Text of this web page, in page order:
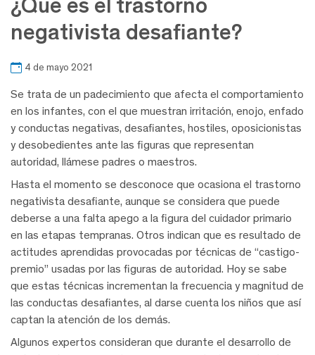
negativista desafiante?
4 de mayo 2021
Se trata de un padecimiento que afecta el comportamiento
en los infantes, con el que muestran irritación, enojo, enfado
y conductas negativas, desafiantes, hostiles, oposicionistas
y desobedientes ante las figuras que representan
autoridad, llámese padres o maestros.
Hasta el momento se desconoce que ocasiona el trastorno
negativista desafiante, aunque se considera que puede
deberse a una falta apego a la figura del cuidador primario
en las etapas tempranas. Otros indican que es resultado de
actitudes aprendidas provocadas por técnicas de “castigo-
premio” usadas por las figuras de autoridad. Hoy se sabe
que estas técnicas incrementan la frecuencia y magnitud de
las conductas desafiantes, al darse cuenta los niños que así
captan la atención de los demás.
Algunos expertos consideran que durante el desarrollo de